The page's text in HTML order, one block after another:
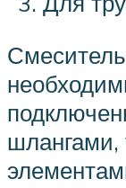
Смеситель
шлангами,